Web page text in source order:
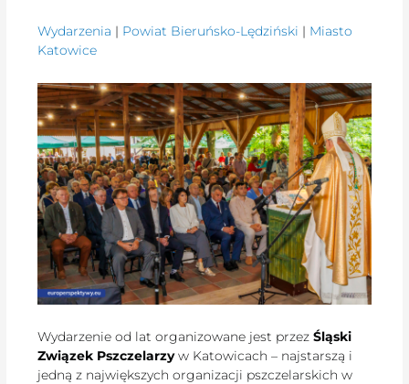
Wydarzenia | Powiat Bieruńsko-Lędziński | Miasto
Katowice
Wydarzenie od lat organizowane jest przezŚląski
Związek Pszczelarzyw Katowicach – najstarszą i
jedną z największych organizacji pszczelarskich w